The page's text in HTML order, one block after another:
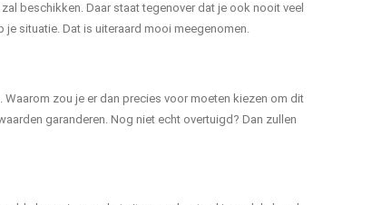
beschikken. Daar staat tegenover dat je ook nooit veel
situatie. Dat is uiteraard mooi meegenomen.
zou je er dan precies voor moeten kiezen om dit
garanderen. Nog niet echt overtuigd? Dan zullen